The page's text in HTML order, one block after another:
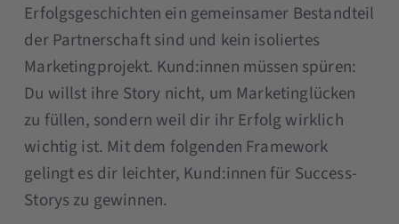
Erfolgsgeschichten ein gemeinsamer Bestandteil
der Partnerschaft sind und kein isoliertes
Marketingprojekt. Kund:innen müssen spüren:
Du willst ihre Story nicht, um Marketinglücken
zu füllen, sondern weil dir ihr Erfolg wirklich
wichtig ist. Mit dem folgenden Framework
gelingt es dir leichter, Kund:innen für Success-
Storys zu gewinnen.